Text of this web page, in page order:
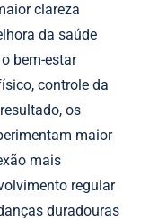
clareza
da saúde
bem-estar
controle da
os
maior
mais
regular
duradouras